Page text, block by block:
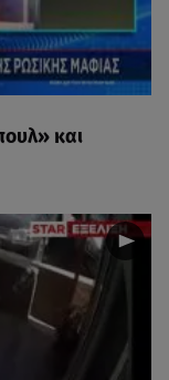
και